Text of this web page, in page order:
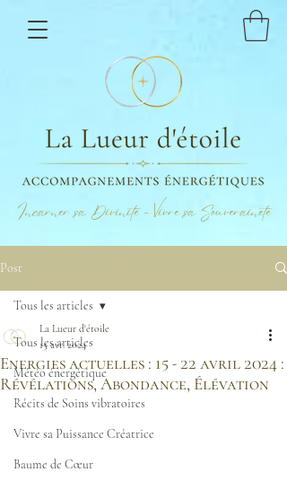
Incarner sa Divinité - Vivre sa Souveraineté
Post
Tous les articles
Météo énergétique
Récits de Soins vibratoires
Vivre sa Puissance Créatrice
Baume de Cœur
Tous les articles
Energies actuelles : 15 - 22 avril 2024 :
Révélations, Abondance, Élévation
La Lueur d'étoile
15 avr. 2024